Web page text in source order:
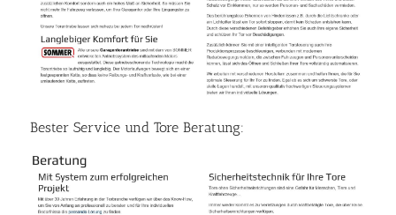
Bester Service und Tore Beratung: